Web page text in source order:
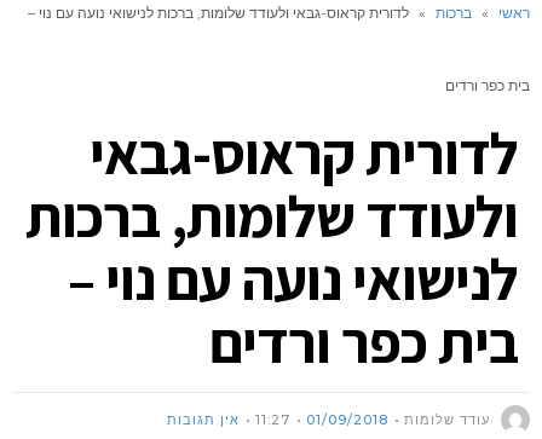
ראשי » ברכות » לדורית קראוס-גבאי ולעודד שלומות, ברכות לנישואי נועה עם נוי –
בית כפר ורדים
לדורית קראוס-גבאי
ולעודד שלומות, ברכות
לנישואי נועה עם נוי –
בית כפר ורדים
עודד שלומות 01/09/2018
11:27 אין תגובות